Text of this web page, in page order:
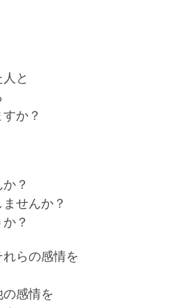
と
か？
？
せんか？
？
らの感情を
感情を